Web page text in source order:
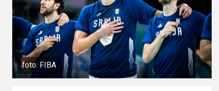
foto: FIBA